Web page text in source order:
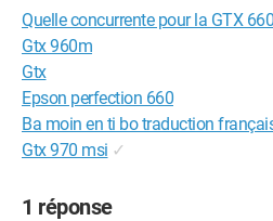
Quelle concurrente pour la GTX
Gtx 960m
Gtx
Epson perfection 660
Ba moin en ti bo traduction
Gtx 970 msi ✓
1 réponse